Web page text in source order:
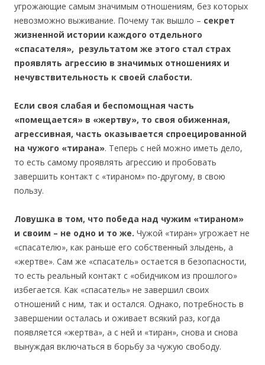
угрожающие самым значимым отношениям, без которых
невозможно выживание. Почему так вышло – секрет
жизненной истории каждого отдельного
«спасателя», результатом же этого стал страх
проявлять агрессию в значимых отношениях и
нечувствительность к своей слабости.
Если своя слабая и беспомощная часть
«помещается» в «жертву», то своя обиженная,
агрессивная, часть оказывается спроецированной
на чужого «тирана». Теперь с ней можно иметь дело,
то есть самому проявлять агрессию и пробовать
завершить контакт с «тираном» по-другому, в свою
пользу.
Ловушка в том, что победа над чужим «тираном»
и своим – не одно и то же. Чужой «тиран» угрожает не
«спасателю», как раньше его собственный злыдень, а
«жертве». Сам же «спасатель» остается в безопасности,
то есть реальный контакт с «обидчиком из прошлого»
избегается. Как «спасатель» не завершил своих
отношений с ним, так и остался. Однако, потребность в
завершении осталась и оживает всякий раз, когда
появляется «жертва», а с ней и «тиран», снова и снова
вынуждая включаться в борьбу за чужую свободу.